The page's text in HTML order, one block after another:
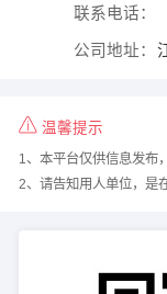
联系电话：
公司地址：
温馨提示
1、本平台仅供信息发布
2、请告知用人单位，是